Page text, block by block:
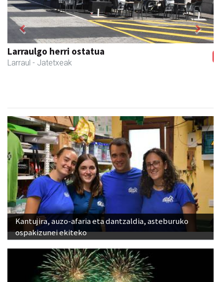
Amonarriz iturgintza S. L.
Larraul - Iturgintza
Previous Next
Kantujira, auzo-afaria eta dantzaldia, asteburuko
ospakizunei ekiteko